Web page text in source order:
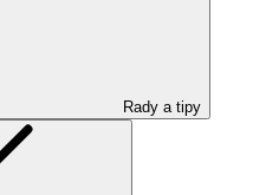
Rady a tipy